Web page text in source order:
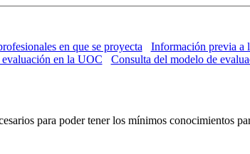
en que se proyecta Información previa a
en la UOC Consulta del modelo de
para poder tener los mínimos conocimientos